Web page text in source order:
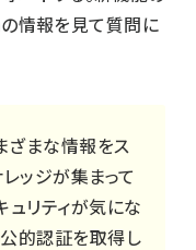
情報を見て質問に
ざまな情報をス
レッジが集まって
ュリティが気にな
的認証を取得し